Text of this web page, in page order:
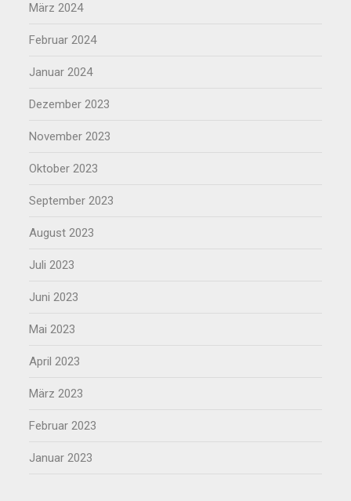
März 2024
Februar 2024
Januar 2024
Dezember 2023
November 2023
Oktober 2023
September 2023
August 2023
Juli 2023
Juni 2023
Mai 2023
April 2023
März 2023
Februar 2023
Januar 2023